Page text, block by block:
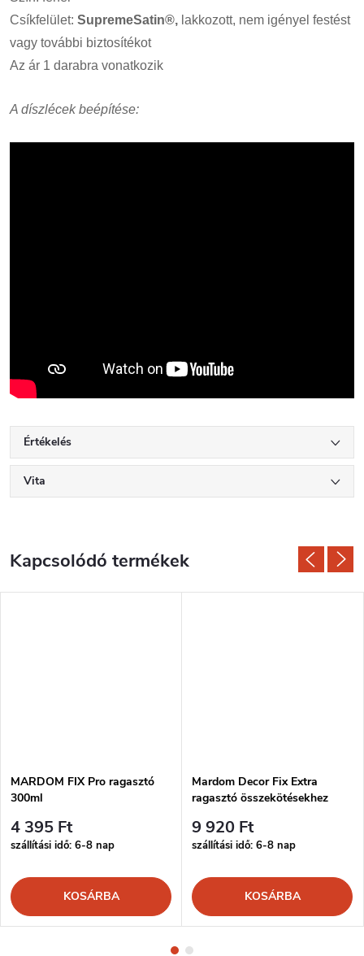
Csíkfelület: SupremeSatin®, lakkozott, nem igényel festést
vagy további biztosítékot
Az ár 1 darabra vonatkozik
A díszlécek beépítése:
Értékelés
Vita
Kapcsolódó termékek
MARDOM FIX Pro ragasztó
300ml
4 395 Ft
szállítási idő: 6-8 nap
KOSÁRBA
Mardom Decor Fix Extra
ragasztó összekötésekhez
9 920 Ft
szállítási idő: 6-8 nap
KOSÁRBA